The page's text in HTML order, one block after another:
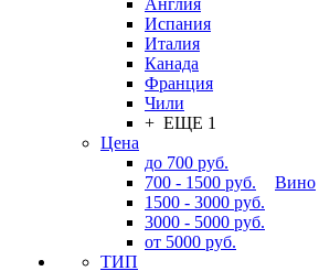
Англия
Испания
Италия
Канада
Франция
Чили
+ ЕЩЕ 1
Цена
до 700 руб.
700 - 1500 руб.
1500 - 3000 руб.
3000 - 5000 руб.
от 5000 руб.
ТИП
Вино